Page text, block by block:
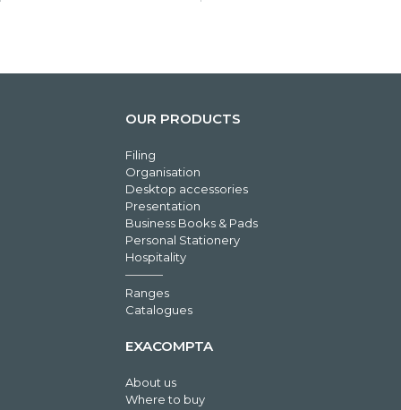
OUR PRODUCTS
Filing
Organisation
Desktop accessories
Presentation
Business Books & Pads
Personal Stationery
Hospitality
Ranges
Catalogues
EXACOMPTA
About us
Where to buy